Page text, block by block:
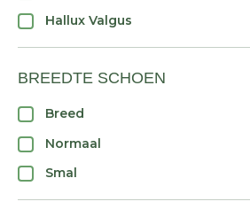
Hallux Valgus
BREEDTE SCHOEN
Breed
Normaal
Smal